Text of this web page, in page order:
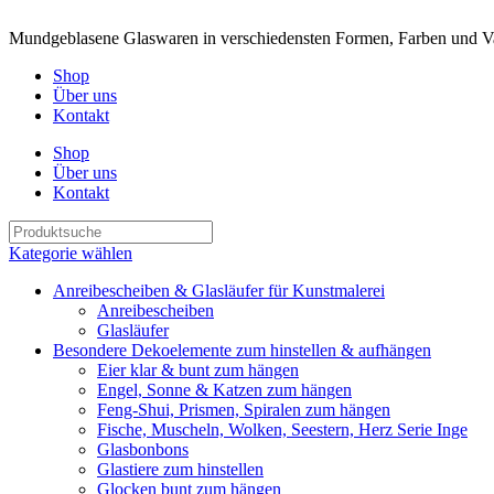
Mundgeblasene Glaswaren in verschiedensten Formen, Farben und
Shop
Über uns
Kontakt
Shop
Über uns
Kontakt
Kategorie wählen
Anreibescheiben & Glasläufer für Kunstmalerei
Anreibescheiben
Glasläufer
Besondere Dekoelemente zum hinstellen & aufhängen
Eier klar & bunt zum hängen
Engel, Sonne & Katzen zum hängen
Feng-Shui, Prismen, Spiralen zum hängen
Fische, Muscheln, Wolken, Seestern, Herz Serie Inge
Glasbonbons
Glastiere zum hinstellen
Glocken bunt zum hängen